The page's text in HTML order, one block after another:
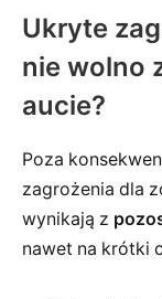
Ukryte
nie wolno
aucie?
Poza
zagrożenia dla
wynikają z
nawet na krótki